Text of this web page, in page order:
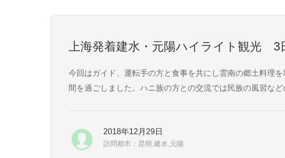
上海発着建水・元陽ハイライト観光 3
今回はガイド、運転手の方と食事を共にし雲南の郷土料理
間を過ごしました。ハニ族の方との交流では民族の風習などの話題となり、理解
2018年12月29日
訪問都市：昆明,建水,元陽